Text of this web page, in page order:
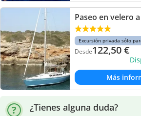
Paseo en velero
Excursión privada sólo
Desde122,50€
Más
¿Tienes alguna duda?